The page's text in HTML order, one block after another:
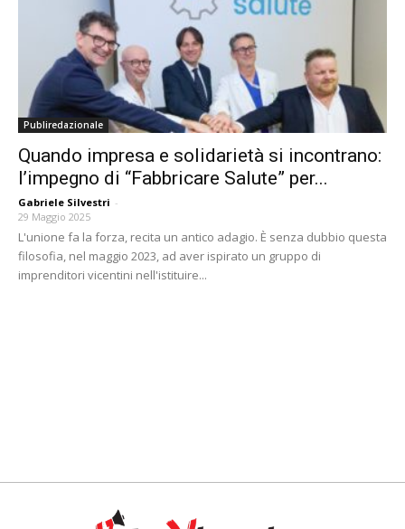
Publiredazionale
Quando impresa e solidarietà si incontrano:
l’impegno di “Fabbricare Salute” per...
Gabriele Silvestri -
29 Maggio 2025
L'unione fa la forza, recita un antico adagio. È senza dubbio questa
filosofia, nel maggio 2023, ad aver ispirato un gruppo di
imprenditori vicentini nell'istituire...